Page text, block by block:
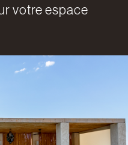
votre espace